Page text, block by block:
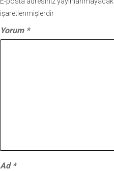
işaretlenmişlerdir
Yorum *
Ad *